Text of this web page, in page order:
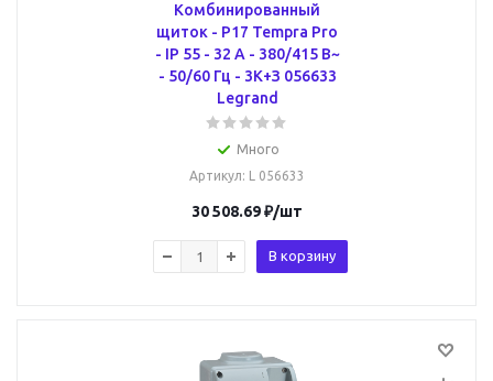
Комбинированный
щиток - P17 Tempra Pro
- IP 55 - 32 A - 380/415 В~
- 50/60 Гц - 3К+З 056633
Legrand
Много
Артикул: L 056633
30 508.69₽/шт
В корзину